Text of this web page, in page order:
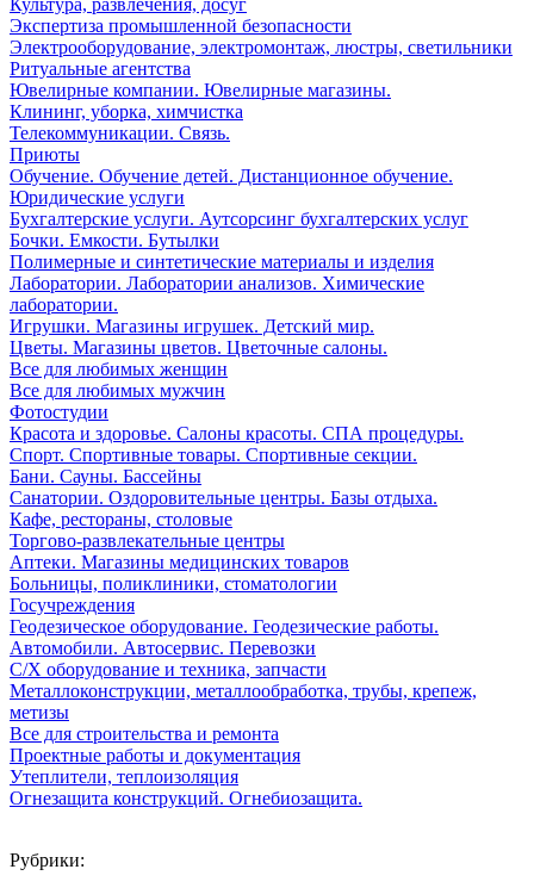
Экспертиза промышленной безопасности
Электрооборудование, электромонтаж, люстры, светильники
Ритуальные агентства
Ювелирные компании. Ювелирные магазины.
Клининг, уборка, химчистка
Телекоммуникации. Связь.
Приюты
Обучение. Обучение детей. Дистанционное обучение.
Юридические услуги
Бухгалтерские услуги. Аутсорсинг бухгалтерских услуг
Бочки. Емкости. Бутылки
Полимерные и синтетические материалы и изделия
Лаборатории. Лаборатории анализов. Химические
лаборатории.
Игрушки. Магазины игрушек. Детский мир.
Цветы. Магазины цветов. Цветочные салоны.
Все для любимых женщин
Все для любимых мужчин
Фотостудии
Красота и здоровье. Салоны красоты. СПА процедуры.
Спорт. Спортивные товары. Спортивные секции.
Бани. Сауны. Бассейны
Санатории. Оздоровительные центры. Базы отдыха.
Кафе, рестораны, столовые
Торгово-развлекательные центры
Аптеки. Магазины медицинских товаров
Больницы, поликлиники, стоматологии
Госучреждения
Геодезическое оборудование. Геодезические работы.
Автомобили. Автосервис. Перевозки
С/Х оборудование и техника, запчасти
Металлоконструкции, металлообработка, трубы, крепеж,
метизы
Все для строительства и ремонта
Проектные работы и документация
Утеплители, теплоизоляция
Огнезащита конструкций. Огнебиозащита.
Рубрики: